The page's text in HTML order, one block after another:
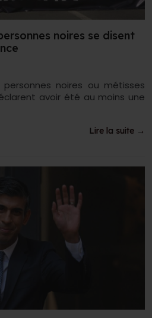
noires se disent
noires ou métisses
avoir été au moins une
Lire la suite →